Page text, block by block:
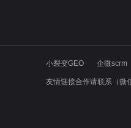
小裂变GEO 企微scrm
友情链接合作请联系（微